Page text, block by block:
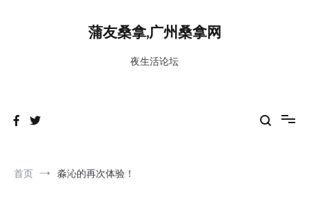
蒲友桑拿,广州桑拿网
夜生活论坛
首页 淼沁的再次体验！